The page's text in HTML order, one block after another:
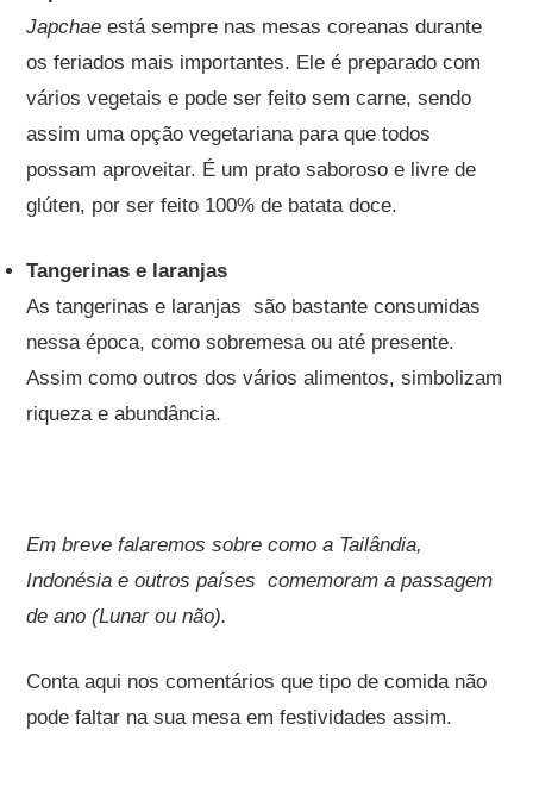
Japchae está sempre nas mesas coreanas durante
os feriados mais importantes. Ele é preparado com
vários vegetais e pode ser feito sem carne, sendo
assim uma opção vegetariana para que todos
possam aproveitar. É um prato saboroso e livre de
glúten, por ser feito 100% de batata doce.
Tangerinas e laranjas
As tangerinas e laranjas são bastante consumidas
nessa época, como sobremesa ou até presente.
Assim como outros dos vários alimentos, simbolizam
riqueza e abundância.
Em breve falaremos sobre como a Tailândia,
Indonésia e outros países comemoram a passagem
de ano (Lunar ou não).
Conta aqui nos comentários que tipo de comida não
pode faltar na sua mesa em festividades assim.